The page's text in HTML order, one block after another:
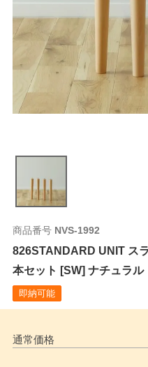
商品番号 NVS-1992
826STANDARD UNIT ス
本セット [SW] ナチュラル
即納可能
通常価格